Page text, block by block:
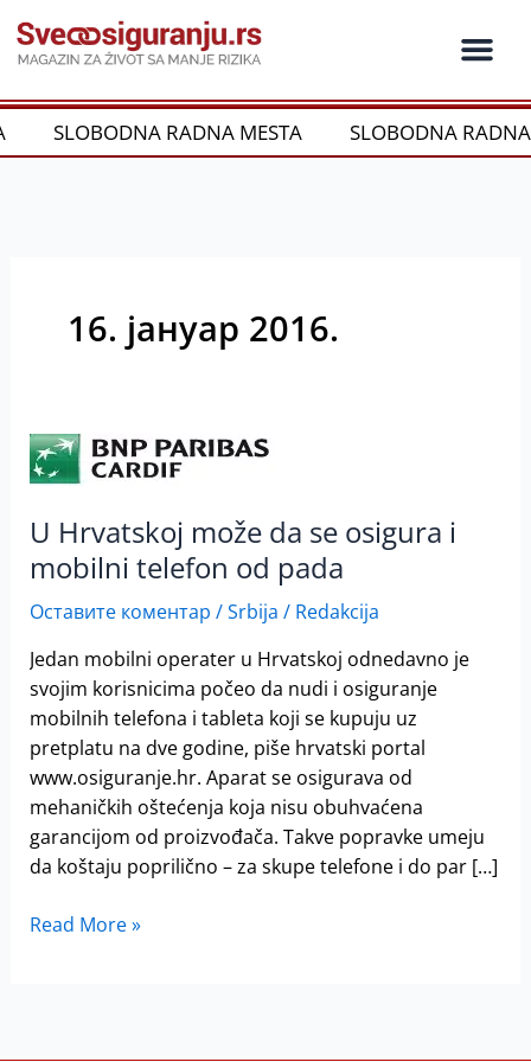
на
садржај
SLOBODNA RADNA MESTA SLOBODNA RADNA
16. јануар 2016.
U Hrvatskoj može da se osigura i
mobilni telefon od pada
Оставите коментар /Srbija / Redakcija
Jedan mobilni operater u Hrvatskoj odnedavno je
svojim korisnicima počeo da nudi i osiguranje
mobilnih telefona i tableta koji se kupuju uz
pretplatu na dve godine, piše hrvatski portal
www.osiguranje.hr. Aparat se osigurava od
mehaničkih oštećenja koja nisu obuhvaćena
garancijom od proizvođača. Takve popravke umeju
da koštaju poprilično – za skupe telefone i do par […]
U
Hrvatskoj
da
se
i
mobilni
telefon
od
pada
Read More »